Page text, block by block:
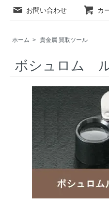
お問い合わせ カ
ホーム > 貴金属 買取ツール
ボシュロム